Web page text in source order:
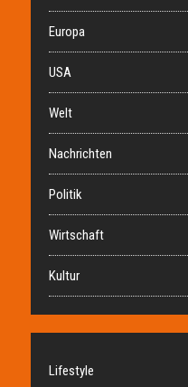
Europa
USA
Welt
Nachrichten
Politik
Wirtschaft
Kultur
Lifestyle